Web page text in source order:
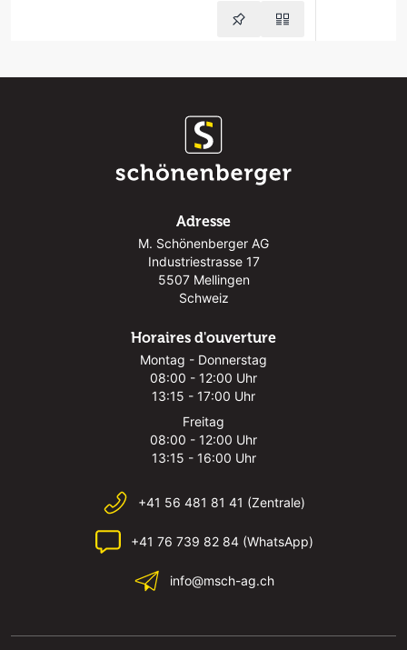
Adresse
M. Schönenberger AG
Industriestrasse 17
5507 Mellingen
Schweiz
Horaires d'ouverture
Montag - Donnerstag
08:00 - 12:00 Uhr
13:15 - 17:00 Uhr
Freitag
08:00 - 12:00 Uhr
13:15 - 16:00 Uhr
+41 56 481 81 41 (Zentrale)
+41 76 739 82 84 (WhatsApp)
info@msch-ag.ch